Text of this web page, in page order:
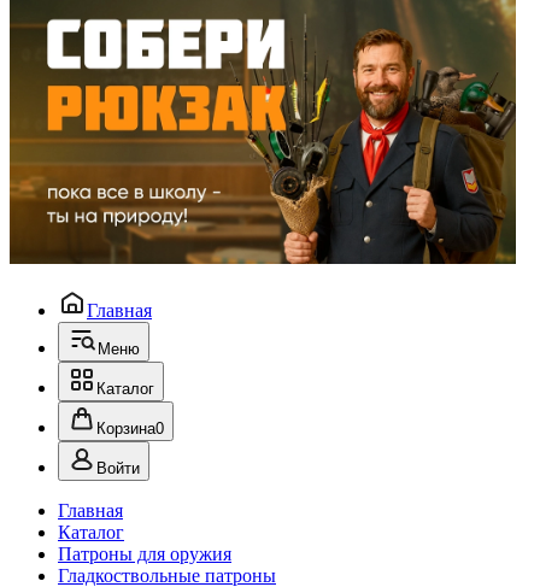
Главная
Меню
Каталог
Корзина0
Войти
Главная
Каталог
Патроны для оружия
Гладкоствольные патроны